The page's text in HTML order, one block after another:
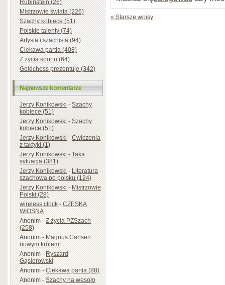
Rubinstein (26)
Mistrzowie świata (226)
Szachy kobiece (51)
Polskie talenty (74)
Artysta i szachista (94)
Ciekawa partia (408)
Z życia sportu (64)
Goldchess prezentuje (342)
Najnowsze komentarze
Jerzy Konikowski-Szachy
kobiece (51)
Jerzy Konikowski-Szachy
kobiece (51)
Jerzy Konikowski-Ćwiczenia
z taktyki (1)
Jerzy Konikowski-Taka
sytuacja (381)
Jerzy Konikowski-Literatura
szachowa po polsku (124)
Jerzy Konikowski-Mistrzowie
Polski (28)
wireless clock-CZESKA
WIOSNA
Anonim-Z życia PZSzach
(258)
Anonim-Magnus Carlsen
nowym królem!
Anonim-Ryszard
Gąsiorowski
Anonim-Ciekawa partia (88)
Anonim-Szachy na wesoło
« Starsze wpisy